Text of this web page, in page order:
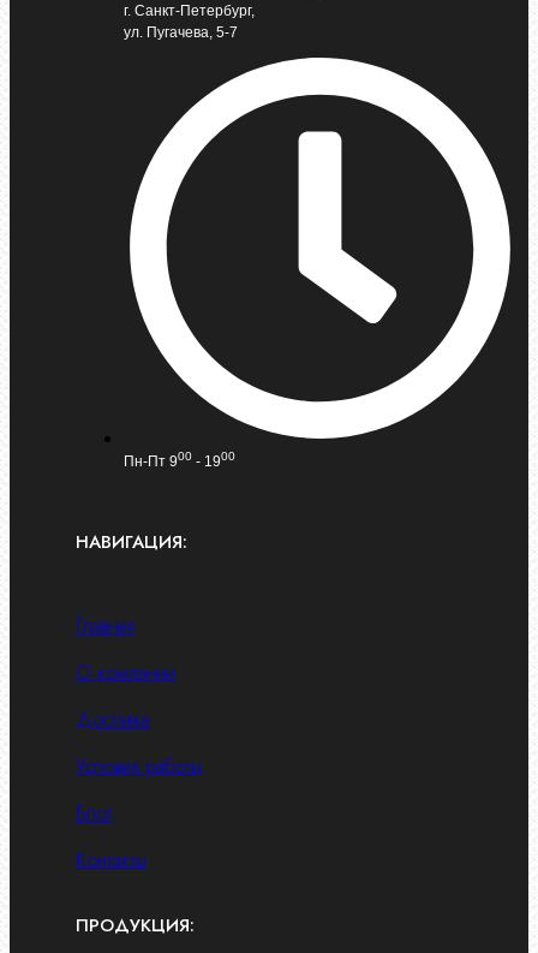
г. Санкт-Петербург,
ул. Пугачева, 5-7
Пн-Пт 900 - 1900
НАВИГАЦИЯ:
Главная
О компании
Доставка
Условия работы
Блог
Контакты
ПРОДУКЦИЯ: